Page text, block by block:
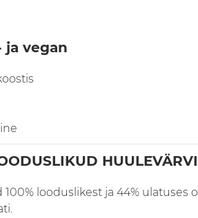
vegan
looduslikest ja 44%